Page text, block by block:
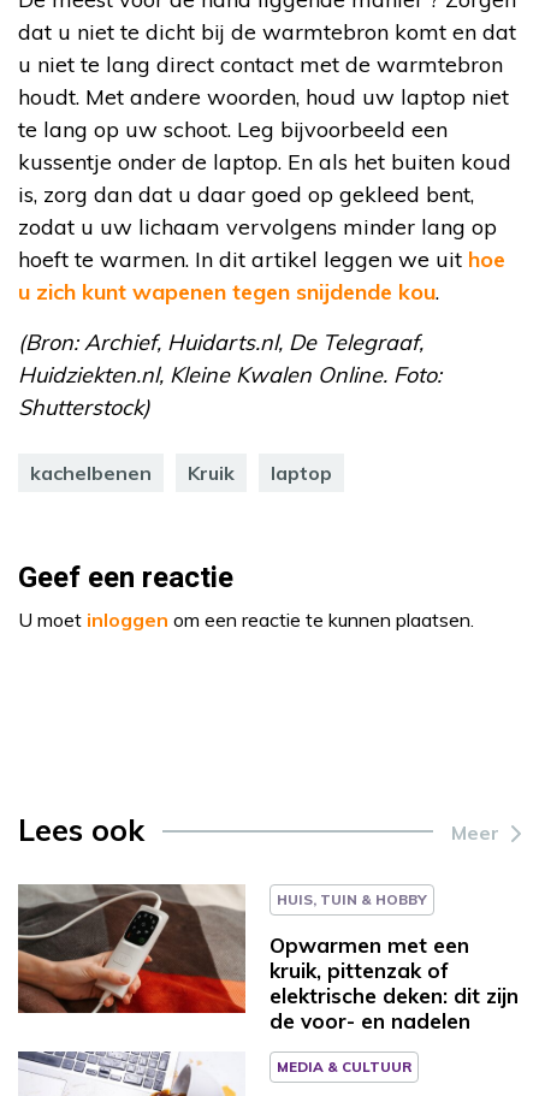
dat u niet te dicht bij de warmtebron komt en dat
u niet te lang direct contact met de warmtebron
houdt. Met andere woorden, houd uw laptop niet
te lang op uw schoot. Leg bijvoorbeeld een
kussentje onder de laptop. En als het buiten koud
is, zorg dan dat u daar goed op gekleed bent,
zodat u uw lichaam vervolgens minder lang op
hoeft te warmen. In dit artikel leggen we uit hoe
u zich kunt wapenen tegen snijdende kou.
(Bron: Archief, Huidarts.nl, De Telegraaf,
Huidziekten.nl, Kleine Kwalen Online. Foto:
Shutterstock)
kachelbenen Kruik laptop
Geef een reactie
U moet inloggen om een reactie te kunnen plaatsen.
Lees ook Meer
HUIS, TUIN & HOBBY
Opwarmen met een
kruik, pittenzak of
elektrische deken: dit zijn
de voor- en nadelen
MEDIA & CULTUUR